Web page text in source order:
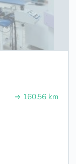
➔ 160.56 km